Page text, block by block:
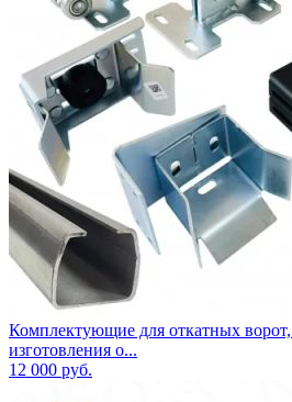
Комплектующие для откатных
изготовления о...
12 000 руб.